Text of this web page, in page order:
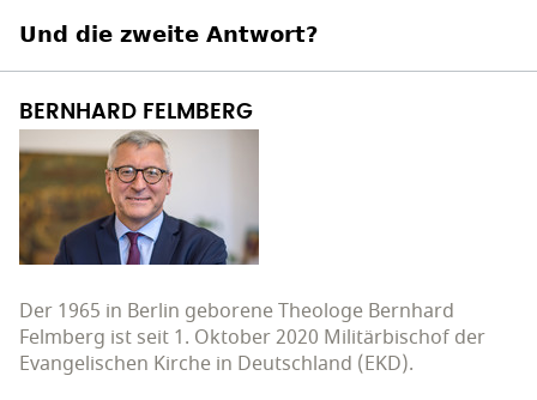
Und die zweite Antwort?
BERNHARD FELMBERG
Der 1965 in Berlin geborene Theologe Bernhard
Felmberg ist seit 1. Oktober 2020 Militärbischof der
Evangelischen Kirche in Deutschland (EKD).